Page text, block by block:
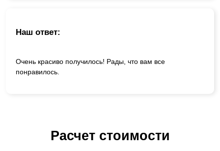
Наш ответ:
Очень красиво получилось! Рады, что вам все
понравилось.
Расчет стоимости